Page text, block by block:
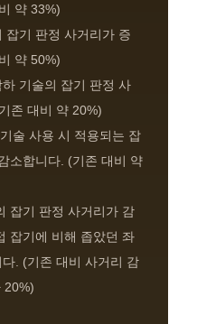
약 33%)
잡기 판정 사거리가 증
약 50%)
기술의 잡기 판정 사
존 대비 약 20%)
술 사용 시 적용되는 잡
소합니다. (기존 대비 약
잡기 판정 사거리가 감
잡기에 비해 좁았던 좌
. (기존 대비 사거리 감
20%)